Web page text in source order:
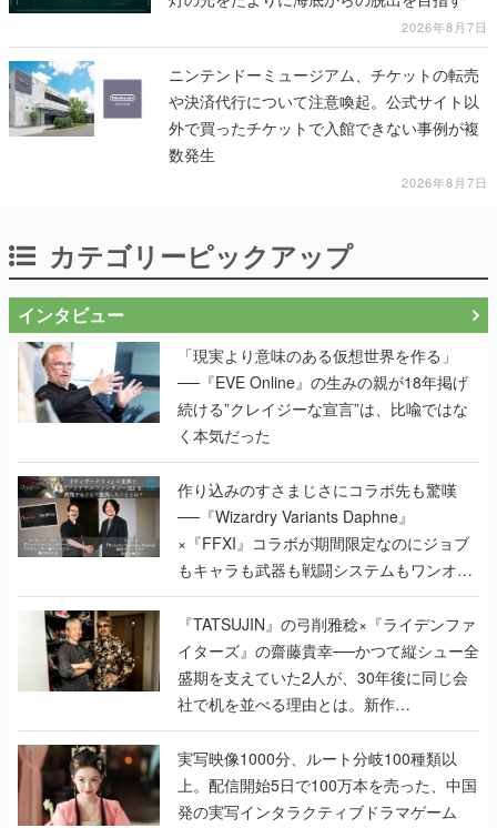
2026年8月7日
ニンテンドーミュージアム、チケットの転売
や決済代行について注意喚起。公式サイト以
外で買ったチケットで入館できない事例が複
数発生
2026年8月7日
カテゴリーピックアップ
インタビュー
「現実より意味のある仮想世界を作る」
──『EVE Online』の生みの親が18年掲げ
続ける”クレイジーな宣言”は、比喩ではな
く本気だった
作り込みのすさまじさにコラボ先も驚嘆
──『Wizardry Variants Daphne』
×『FFXI』コラボが期間限定なのにジョブ
もキャラも武器も戦闘システムもワンオフ
で作り込まれた理由を両ディレクターに聞
く
『TATSUJIN』の弓削雅稔×『ライデンファ
イターズ』の齋藤貴幸──かつて縦シュー全
盛期を支えていた2人が、30年後に同じ会
社で机を並べる理由とは。新作
『TATSUJIN EXTREME』で初タッグを組
んだレジェンド2人に訊く開発秘話
実写映像1000分、ルート分岐100種類以
上。配信開始5日で100万本を売った、中国
発の実写インタラクティブドラマゲーム